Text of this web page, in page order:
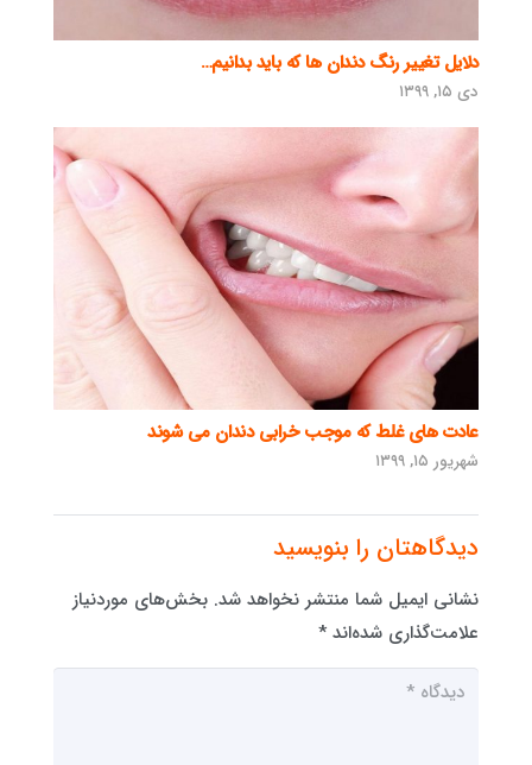
دلایل تغییر رنگ دندان ها که باید بدانیم…
دی ۱۵, ۱۳۹۹
عادت های غلط که موجب خرابی دندان می شوند
شهریور ۱۵, ۱۳۹۹
دیدگاهتان را بنویسید
نشانی ایمیل شما منتشر نخواهد شد. بخش‌های موردنیاز
علامت‌گذاری شده‌اند *